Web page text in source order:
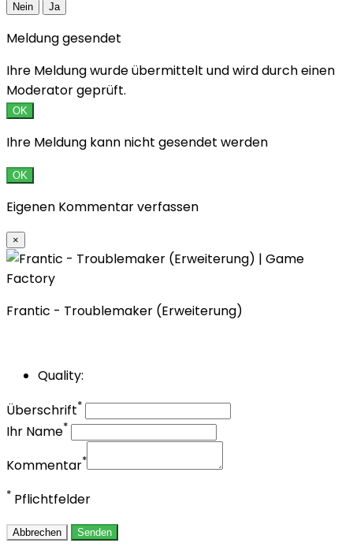
Nein Ja
Meldung gesendet
Ihre Meldung wurde übermittelt und wird durch einen
Moderator geprüft.
OK
Ihre Meldung kann nicht gesendet werden
OK
Eigenen Kommentar verfassen
×
Frantic - Troublemaker (Erweiterung)
Quality:
Überschrift*
Ihr Name*
Kommentar*
* Pflichtfelder
Abbrechen Senden